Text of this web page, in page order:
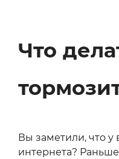
Что
Вы заметили, что у
интернета?